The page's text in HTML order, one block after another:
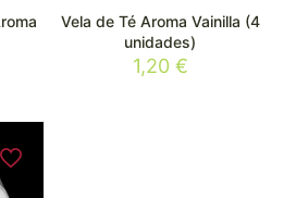
Vela de Té Aroma Vainilla (4
unidades)
1,20 €